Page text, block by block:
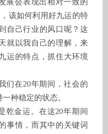
展会表现出相对一致的
该如何利用好九运的特
自己行业的风口呢？这
就以我自己的理解，来
运的特点，抓住大环境
们在20年期间，社会的
种稳定的状态。
乾金运。在这20年期间
事情，而其中的关键词